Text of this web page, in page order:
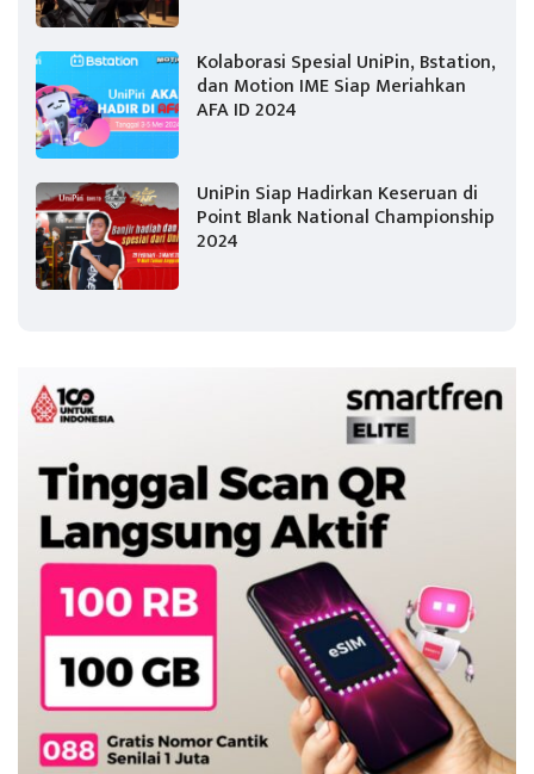
Kolaborasi Spesial UniPin, Bstation,
dan Motion IME Siap Meriahkan
AFA ID 2024
UniPin Siap Hadirkan Keseruan di
Point Blank National Championship
2024